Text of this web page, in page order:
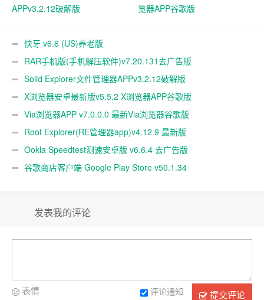
APPv3.2.12破解版
览器APP谷歌版
快牙 v6.6 (US)养老版
RAR手机版(手机解压软件)v7.20.131去广告版
Solid Explorer文件管理器APPv3.2.12破解版
X浏览器安卓最新版v5.5.2 X浏览器APP谷歌版
Via浏览器APP v7.0.0.0 最新Via浏览器谷歌版
Root Explorer(RE管理器app)v4.12.9 最新版
Ookla Speedtest测速安卓版 v6.6.4 去广告版
谷歌商店客户端 Google Play Store v50.1.34
发表我的评论
提交评论
评论通知
表情